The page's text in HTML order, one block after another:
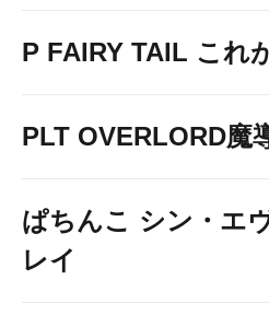
P FAIRY TAIL これ
PLT OVERLORD魔
ぱちんこ シン・エ
レイ